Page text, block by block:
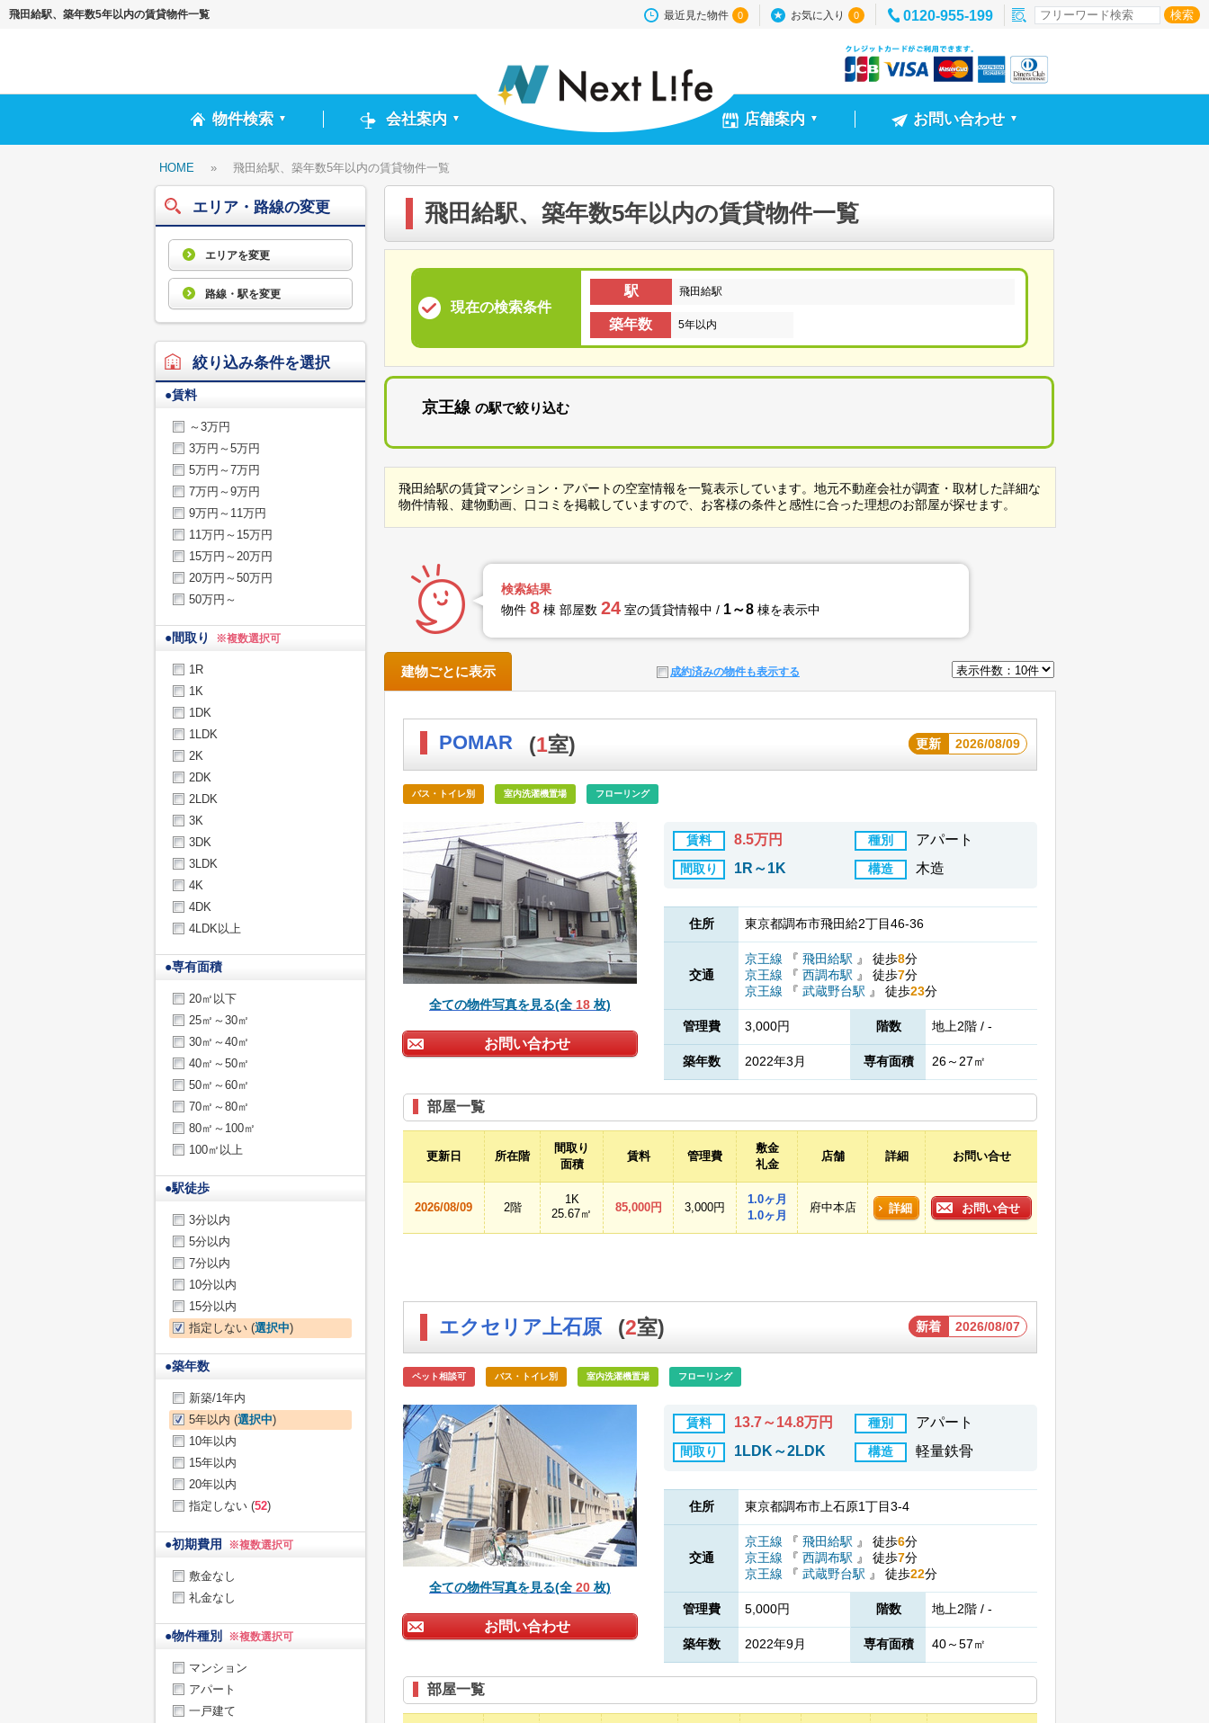
飛田給駅、築年数5年以内の賃貸物件一覧 最近見た物件 0 お気に入り 0 0120-955-199
物件検索 ▼ 会社案内 ▼ 店舗案内 ▼ お問い合わせ ▼
HOME » 飛田給駅、築年数5年以内の賃貸物件一覧
飛田給駅、築年数5年以内の賃貸物件一覧
現在の検索条件
駅 飛田給駅
築年数 5年以内
京王線 の駅で絞り込む
飛田給駅の賃貸マンション・アパートの空室情報を一覧表示しています。地元不動産会社が調査・取材した詳細な
物件情報、建物動画、口コミを掲載していますので、お客様の条件と感性に合った理想のお部屋が探せます。
検索結果
物件 8 棟 部屋数 24 室の賃貸情報中 / 1～8 棟を表示中
成約済みの物件も表示する
建物ごとに表示
POMAR (1室) 更新 2026/08/09
バス・トイレ別 室内洗濯機置場 フローリング
全ての物件写真を見る(全 18 枚)
お問い合わせ
賃料 8.5万円 種別 アパート
間取り 1R～1K 構造 木造
住所 東京都調布市飛田給2丁目46-36
交通
京王線 『 飛田給駅 』 徒歩8分
京王線
『 西調布駅 』 徒歩7分
京王線
『 武蔵野台駅 』 徒歩23分
管理費 3,000円 階数 地上2階 / -
築年数 2022年3月 専有面積 26～27㎡
部屋一覧
更新日 所在階
間取り
面積
賃料 管理費
敷金
礼金
店舗 詳細 お問い合せ
2026/08/09 2階
1K
25.67㎡
85,000円 3,000円
1.0ヶ月
1.0ヶ月
府中本店 詳細 お問い合せ
エクセリア上石原 (2室) 新着 2026/08/07
ペット相談可 バス・トイレ別 室内洗濯機置場 フローリング
全ての物件写真を見る(全 20 枚)
お問い合わせ
賃料 13.7～14.8万円 種別 アパート
間取り 1LDK～2LDK 構造 軽量鉄骨
住所 東京都調布市上石原1丁目3-4
交通
京王線 『 飛田給駅 』 徒歩6分
京王線
『 西調布駅 』 徒歩7分
京王線
『 武蔵野台駅 』 徒歩22分
管理費 5,000円 階数 地上2階 / -
築年数 2022年9月 専有面積 40～57㎡
部屋一覧
エリア・路線の変更
エリアを変更
路線・駅を変更
絞り込み条件を選択
●賃料
～3万円
3万円～5万円
5万円～7万円
7万円～9万円
9万円～11万円
11万円～15万円
15万円～20万円
20万円～50万円
50万円～
●間取り ※複数選択可
1R
1K
1DK
1LDK
2K
2DK
2LDK
3K
3DK
3LDK
4K
4DK
4LDK以上
●専有面積
20㎡以下
25㎡～30㎡
30㎡～40㎡
40㎡～50㎡
50㎡～60㎡
70㎡～80㎡
80㎡～100㎡
100㎡以上
●駅徒歩
3分以内
5分以内
7分以内
10分以内
15分以内
指定しない (選択中)
●築年数
新築/1年内
5年以内 (選択中)
10年以内
15年以内
20年以内
指定しない (52)
●初期費用 ※複数選択可
敷金なし
礼金なし
●物件種別 ※複数選択可
マンション
アパート
一戸建て